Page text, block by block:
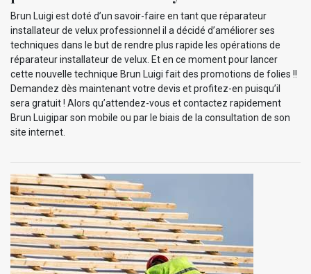
Brun Luigi est doté d’un savoir-faire en tant que réparateur
installateur de velux professionnel il a décidé d’améliorer ses
techniques dans le but de rendre plus rapide les opérations de
réparateur installateur de velux. Et en ce moment pour lancer
cette nouvelle technique Brun Luigi fait des promotions de folies !!
Demandez dès maintenant votre devis et profitez-en puisqu’il
sera gratuit ! Alors qu’attendez-vous et contactez rapidement
Brun Luigipar son mobile ou par le biais de la consultation de son
site internet.